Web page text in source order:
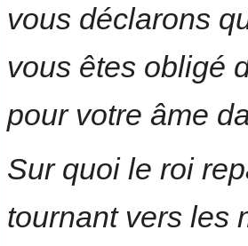
vous déclarons
vous êtes obligé
pour votre âme
Sur quoi le roi
tournant vers les